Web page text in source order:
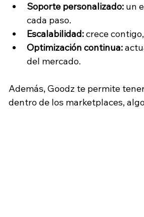
Soporte personalizado: un
cada paso.
Escalabilidad: crece
Optimización continua:
del mercado.
Además, Goodz te permite
dentro de los marketplaces,